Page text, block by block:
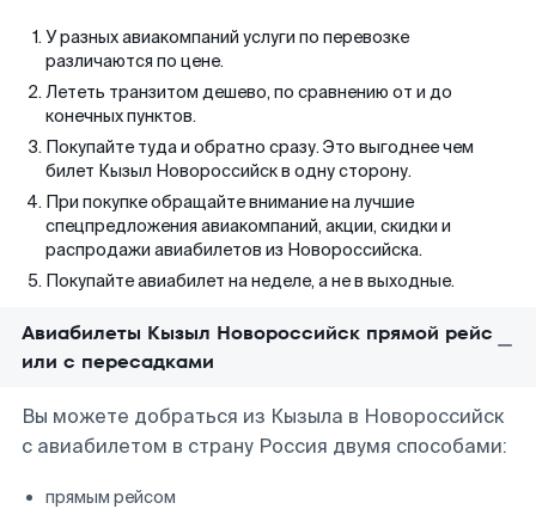
У разных авиакомпаний услуги по перевозке
различаются по цене.
Лететь транзитом дешево, по сравнению от и до
конечных пунктов.
Покупайте туда и обратно сразу. Это выгоднее чем
билет Кызыл Новороссийск в одну сторону.
При покупке обращайте внимание на лучшие
спецпредложения авиакомпаний, акции, скидки и
распродажи авиабилетов из Новороссийска.
Покупайте авиабилет на неделе, а не в выходные.
Авиабилеты Кызыл Новороссийск прямой рейс
или с пересадками
Вы можете добраться из Кызыла в Новороссийск
с авиабилетом в страну Россия двумя способами:
прямым рейсом